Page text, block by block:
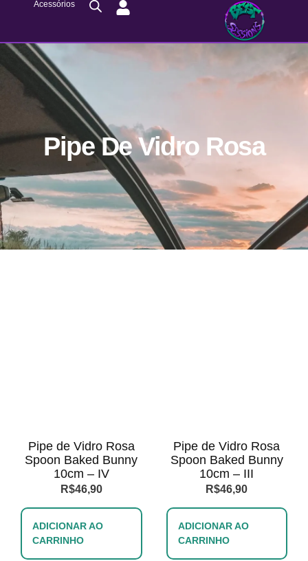
Acessórios
Pipe De Vidro Rosa
Pipe de Vidro Rosa
Spoon Baked Bunny
10cm – IV
R$46,90
ADICIONAR AO
CARRINHO
Pipe de Vidro Rosa
Spoon Baked Bunny
10cm – III
R$46,90
ADICIONAR AO
CARRINHO